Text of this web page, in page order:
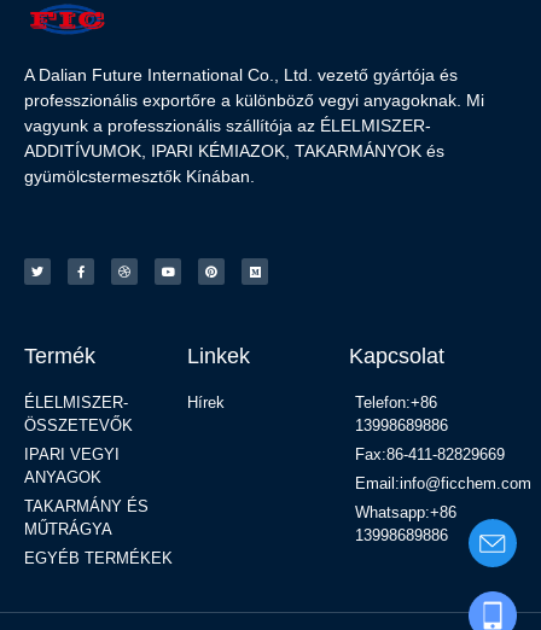
A Dalian Future International Co., Ltd. vezető gyártója és
professzionális exportőre a különböző vegyi anyagoknak. Mi
vagyunk a professzionális szállítója az ÉLELMISZER-
ADDITÍVUMOK, IPARI KÉMIAZOK, TAKARMÁNYOK és
gyümölcstermesztők Kínában.
Termék
ÉLELMISZER-
ÖSSZETEVŐK
IPARI VEGYI
ANYAGOK
TAKARMÁNY ÉS
MŰTRÁGYA
EGYÉB TERMÉKEK
Linkek
Hírek
Kapcsolat
Telefon:+86
13998689886
Fax:86-411-82829669
Email:info@ficchem.com
Whatsapp:+86
13998689886